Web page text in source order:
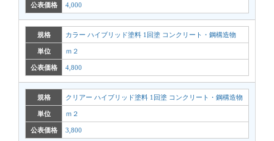
公表価格 4,000
規格 カラー ハイブリッド塗料 1回塗 コンクリート・鋼構造物
単位 ｍ２
公表価格 4,800
規格 クリアー ハイブリッド塗料 1回塗 コンクリート・鋼構造物
単位 ｍ２
公表価格 3,800